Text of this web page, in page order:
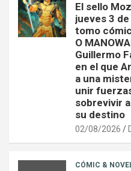
El sello
jueves 3
tomo cómic
O
Guillermo
en el que
a una
unir
sobrevivir
su destino
02/08/2026
CÓMIC &